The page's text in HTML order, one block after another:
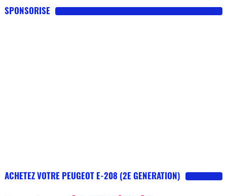
SPONSORISE
ACHETEZ VOTRE PEUGEOT E-208 (2E GENERATION)